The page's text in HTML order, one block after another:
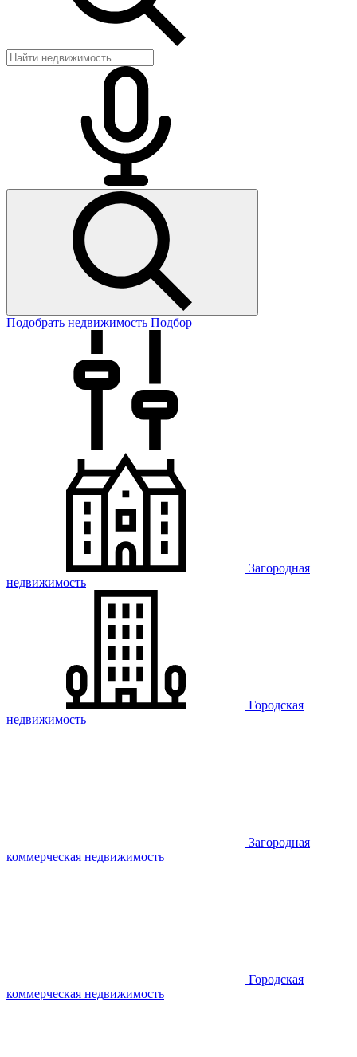
Подобрать недвижимость Подбор
Загородная
недвижимость
Городская
недвижимость
Загородная
коммерческая недвижимость
Городская
коммерческая недвижимость